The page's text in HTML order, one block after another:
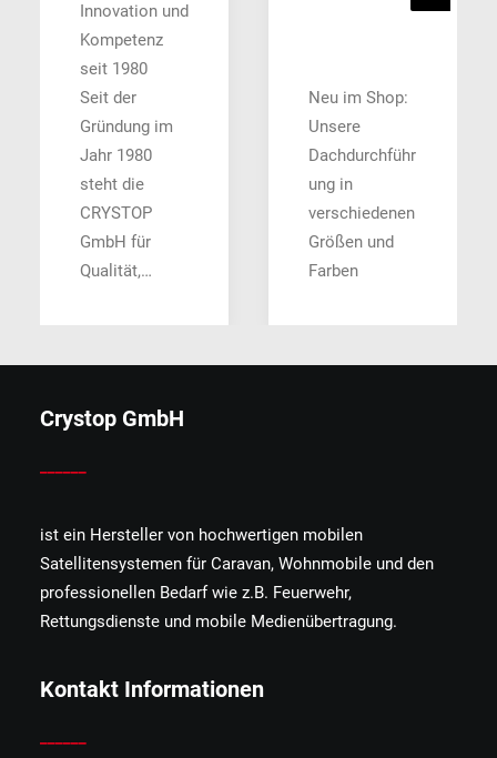
Innovation und
Kompetenz
seit 1980
Seit der
Gründung im
Jahr 1980
steht die
CRYSTOP
GmbH für
Qualität,…
Neu im Shop:
Unsere
Dachdurchführ
ung in
verschiedenen
Größen und
Farben
Crystop GmbH
ist ein Hersteller von hochwertigen mobilen
Satellitensystemen für Caravan, Wohnmobile und den
professionellen Bedarf wie z.B. Feuerwehr,
Rettungsdienste und mobile Medienübertragung.
Kontakt Informationen